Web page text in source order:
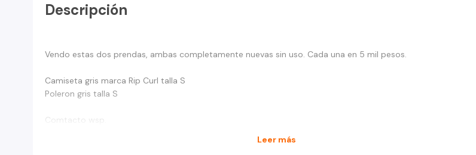
Descripción
Vendo estas dos prendas, ambas completamente nuevas sin uso. Cada una en 5 mil pesos.
Camiseta gris marca Rip Curl talla S
Poleron gris talla S
Comtacto wsp.
Leer más